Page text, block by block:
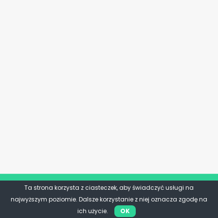
Ta strona korzysta z ciasteczek, aby świadczyć usługi na
najwyższym poziomie. Dalsze korzystanie z niej oznacza zgodę na
ich użycie.
OK